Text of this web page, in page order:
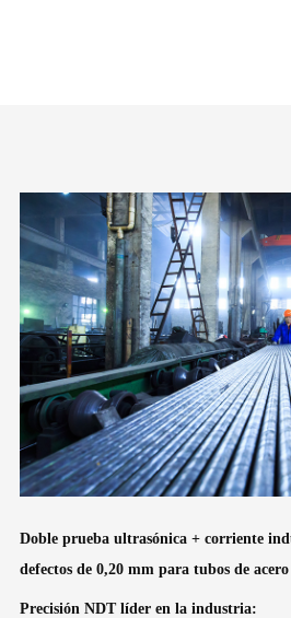
Doble prueba ultrasónica + corriente
defectos de 0,20 mm para tubos de
Precisión NDT líder en la industria: